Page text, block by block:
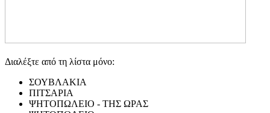
Διαλέξτε από τη λίστα μόνο:
ΣΟΥΒΛΑΚΙΑ
ΠΙΤΣΑΡΙΑ
ΨΗΤΟΠΩΛΕΙΟ - ΤΗΣ ΩΡΑΣ